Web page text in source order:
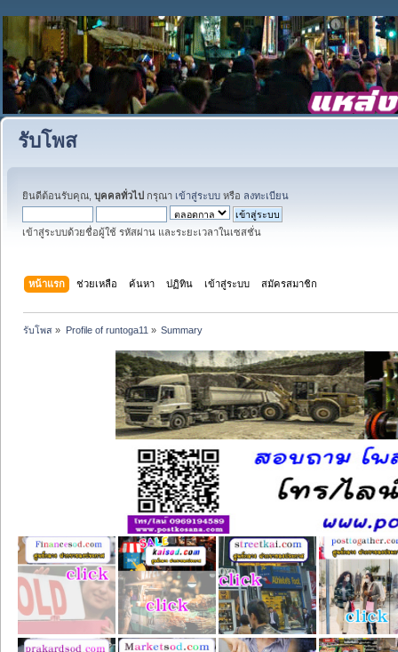
รับโพส
ยินดีต้อนรับคุณ, บุคคลทั่วไป กรุณา เข้าสู่ระบบ หรือ ลงทะเบียน
เข้าสู่ระบบด้วยชื่อผู้ใช้ รหัสผ่าน และระยะเวลาในเซสชั่น
หน้าแรก ช่วยเหลือ ค้นหา ปฏิทิน เข้าสู่ระบบ สมัครสมาชิก
รับโพส » Profile of runtoga11 » Summary